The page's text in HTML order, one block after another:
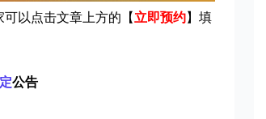
以点击文章上方的【 立即预约】填
公告